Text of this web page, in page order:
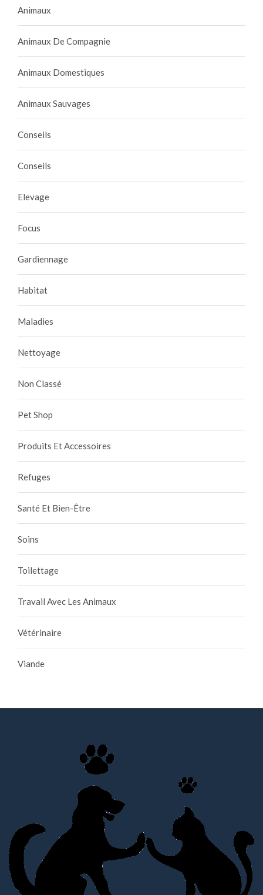
Animaux
Animaux De Compagnie
Animaux Domestiques
Animaux Sauvages
Conseils
Conseils
Elevage
Focus
Gardiennage
Habitat
Maladies
Nettoyage
Non Classé
Pet Shop
Produits Et Accessoires
Refuges
Santé Et Bien-Être
Soins
Toilettage
Travail Avec Les Animaux
Vétérinaire
Viande